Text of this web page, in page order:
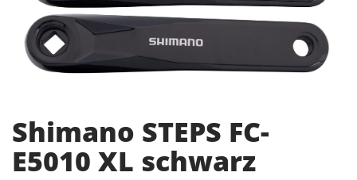
Shimano STEPS FC-
E5010 XL schwarz